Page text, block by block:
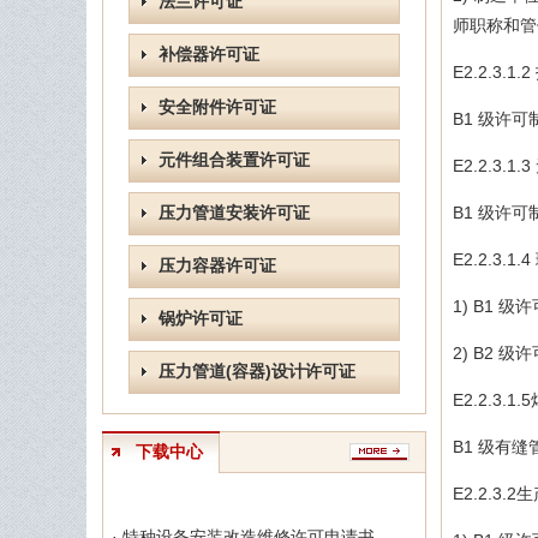
补偿器许可证
安全附件许可证
元件组合装置许可证
压力管道安装许可证
压力容器许可证
锅炉许可证
压力管道(容器)设计许可证
下载中心
师职称和
E2.2.3.1.2
B1 级许可
E2.2.3.1.3
B1 级许可
E2.2.3.1.4
1) B1 级许
2) B2 级许
E2.2.3.1.5
B1 级有缝
E2.2.3.2生